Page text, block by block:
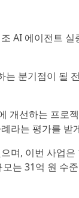
AI 에이전트 실
분기점이 될
개선하는 프로
라는 평가를 받
며, 이번 사업
는 31억 원 수